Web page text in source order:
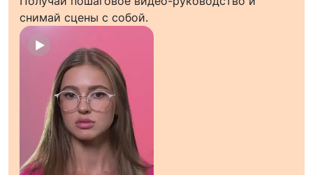
снимай сцены с собой.